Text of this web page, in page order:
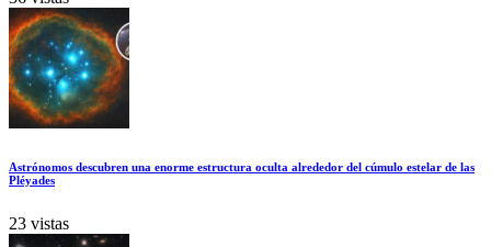
Astrónomos descubren una enorme estructura oculta alrededor del cúmulo estelar de las
Pléyades
23 vistas